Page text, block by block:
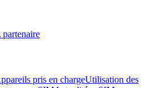
partenaire
pris en chargeUtilisation des